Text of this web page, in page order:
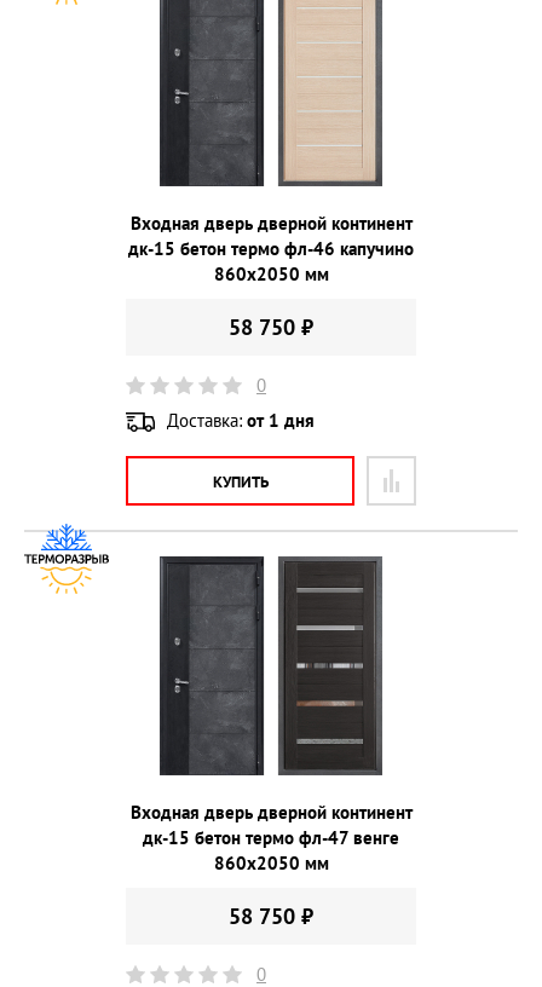
Входная дверь дверной континент
дк-15 бетон термо фл-46 капучино
860х2050 мм
58 750 ₽
0
Доставка: от 1 дня
КУПИТЬ
Входная дверь дверной континент
дк-15 бетон термо фл-47 венге
860х2050 мм
58 750 ₽
0